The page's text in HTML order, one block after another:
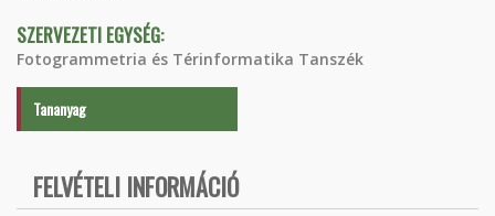
SZERVEZETI EGYSÉG:
Fotogrammetria és Térinformatika Tanszék
Tananyag
FELVÉTELI INFORMÁCIÓ